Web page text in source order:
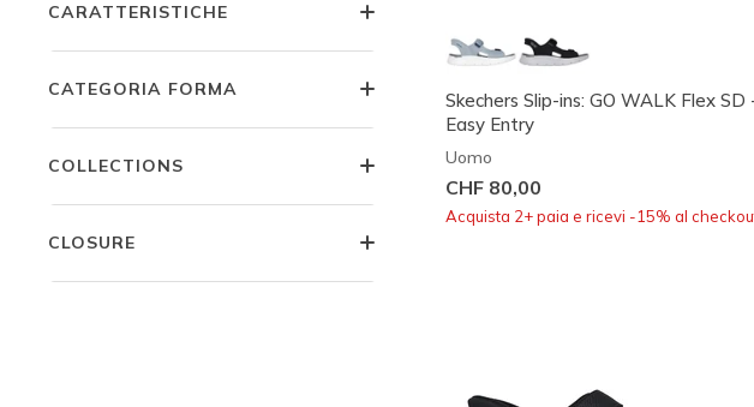
CARATTERISTICHE
CATEGORIA FORMA
COLLECTIONS
CLOSURE
Skechers Slip-ins: GO WALK Flex SD
Easy Entry
Uomo
CHF 80,00
Acquista 2+ paia e ricevi -15% al